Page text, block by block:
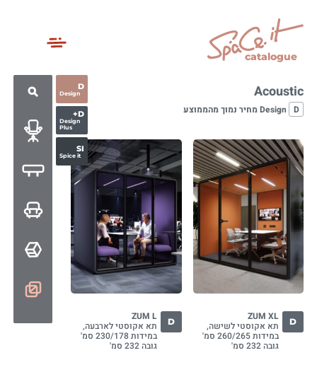
catalogue
D
Design
D+
Design
Plus
SI
Spice it
Acoustic
D Design מחיר נמוך מהממוצע
D
ZUM XL
תא אקוסטי לשישה,
במידות 260/265 סמ'
גובה 232 סמ'
D
ZUM L
תא אקוסטי לארבעה,
במידות 230/178 סמ'
גובה 232 סמ'